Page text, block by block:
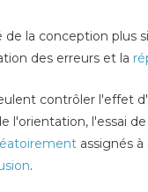
la conception
des erreurs et la
contrôler
l'orientation, l'essai
assignés
.